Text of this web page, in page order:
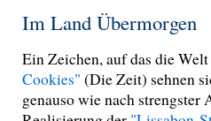
Im Land Übermorgen
Ein Zeichen, auf das die
Cookies" (Die Zeit) sehnen
genauso wie nach